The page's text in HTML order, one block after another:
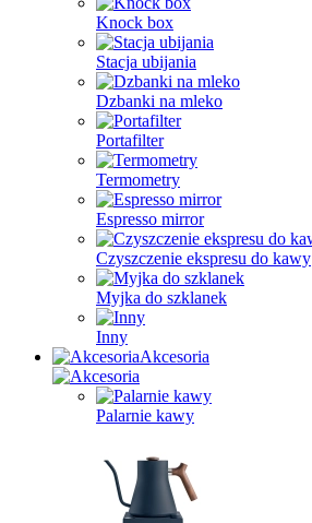
Knock box
Stacja ubijania
Dzbanki na mleko
Portafilter
Termometry
Espresso mirror
Czyszczenie ekspresu do kawy
Myjka do szklanek
Inny
Akcesoria
Palarnie kawy